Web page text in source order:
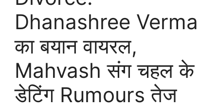
Dhanashree Verma
का बयान वायरल,
Mahvash संग चहल के
डेटिंग Rumours तेज